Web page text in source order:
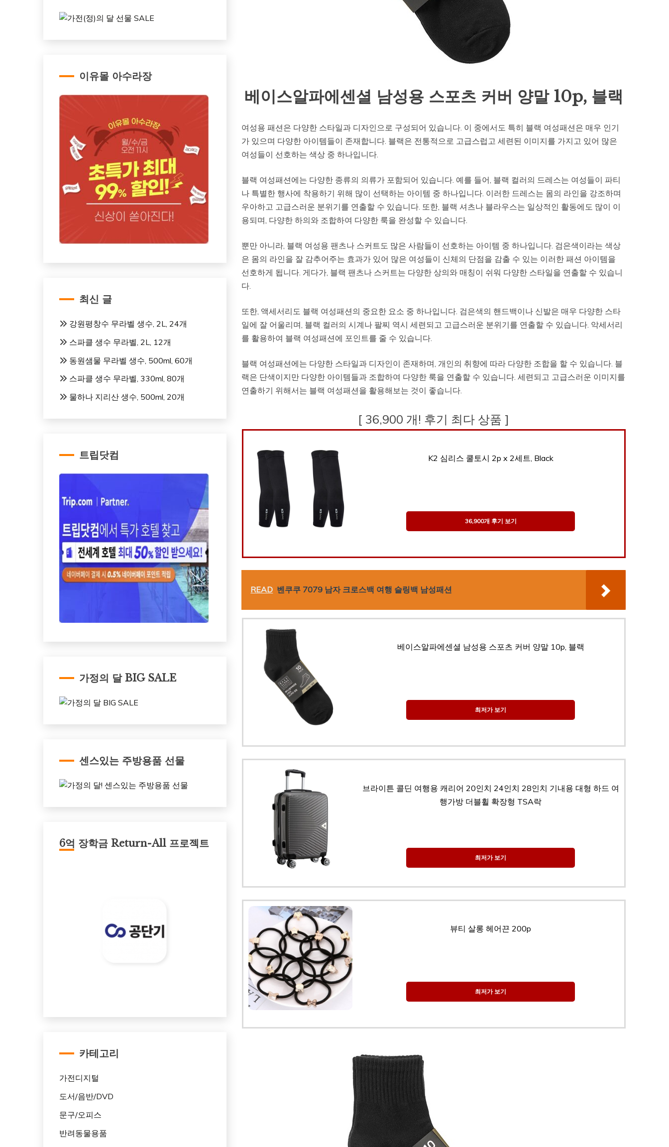
베이스알파에센셜 남성용 스포츠 커버 양말 10p, 블랙
여성용 패션은 다양한 스타일과 디자인으로 구성되어 있습니다. 이 중에서도 특히 블랙 여성패션은 매우 인기
가 있으며 다양한 아이템들이 존재합니다. 블랙은 전통적으로 고급스럽고 세련된 이미지를 가지고 있어 많은
여성들이 선호하는 색상 중 하나입니다.
블랙 여성패션에는 다양한 종류의 의류가 포함되어 있습니다. 예를 들어, 블랙 컬러의 드레스는 여성들이 파티
나 특별한 행사에 착용하기 위해 많이 선택하는 아이템 중 하나입니다. 이러한 드레스는 몸의 라인을 강조하며
우아하고 고급스러운 분위기를 연출할 수 있습니다. 또한, 블랙 셔츠나 블라우스는 일상적인 활동에도 많이 이
용되며, 다양한 하의와 조합하여 다양한 룩을 완성할 수 있습니다.
뿐만 아니라, 블랙 여성용 팬츠나 스커트도 많은 사람들이 선호하는 아이템 중 하나입니다. 검은색이라는 색상
은 몸의 라인을 잘 감추어주는 효과가 있어 많은 여성들이 신체의 단점을 감출 수 있는 이러한 패션 아이템을
선호하게 됩니다. 게다가, 블랙 팬츠나 스커트는 다양한 상의와 매칭이 쉬워 다양한 스타일을 연출할 수 있습니
다.
또한, 액세서리도 블랙 여성패션의 중요한 요소 중 하나입니다. 검은색의 핸드백이나 신발은 매우 다양한 스타
일에 잘 어울리며, 블랙 컬러의 시계나 팔찌 역시 세련되고 고급스러운 분위기를 연출할 수 있습니다. 악세서리
를 활용하여 블랙 여성패션에 포인트를 줄 수 있습니다.
블랙 여성패션에는 다양한 스타일과 디자인이 존재하며, 개인의 취향에 따라 다양한 조합을 할 수 있습니다. 블
랙은 단색이지만 다양한 아이템들과 조합하여 다양한 룩을 연출할 수 있습니다. 세련되고 고급스러운 이미지를
연출하기 위해서는 블랙 여성패션을 활용해보는 것이 좋습니다.
[ 36,900 개! 후기 최다 상품 ]
K2 심리스 쿨토시 2p x 2세트, Black
36,900개 후기 보기
READ 벤쿠쿠 7079 남자 크로스백 여행 슬링백 남성패션
베이스알파에센셜 남성용 스포츠 커버 양말 10p, 블랙
최저가 보기
브라이튼 콜딘 여행용 캐리어 20인치 24인치 28인치 기내용 대형 하드 여
행가방 더블휠 확장형 TSA락
최저가 보기
뷰티 살롱 헤어끈 200p
최저가 보기
이유몰 아수라장
최신 글
강원평창수 무라벨 생수, 2L, 24개
스파클 생수 무라벨, 2L, 12개
동원샘물 무라벨 생수, 500ml, 60개
스파클 생수 무라벨, 330ml, 80개
물하나 지리산 생수, 500ml, 20개
트립닷컴
가정의 달 BIG SALE
센스있는 주방용품 선물
6억 장학금 Return-All 프로젝트
카테고리
가전디지털
도서/음반/DVD
문구/오피스
반려동물용품